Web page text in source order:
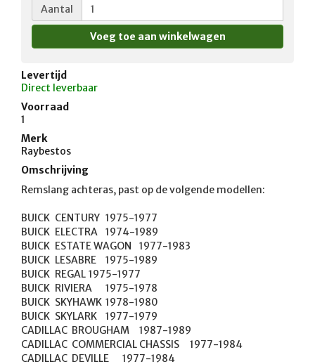
Aantal
Levertijd
Direct leverbaar
Voorraad
1
Merk
Raybestos
Omschrijving
Remslang achteras, past op de volgende modellen:
BUICK	CENTURY	1975-1977
BUICK	ELECTRA	1974-1989
BUICK	ESTATE WAGON	1977-1983
BUICK	LESABRE	1975-1989
BUICK	REGAL	1975-1977
BUICK	RIVIERA	1975-1978
BUICK	SKYHAWK	1978-1980
BUICK	SKYLARK	1977-1979
CADILLAC	BROUGHAM	1987-1989
CADILLAC	COMMERCIAL CHASSIS	1977-1984
CADILLAC	DEVILLE	1977-1984